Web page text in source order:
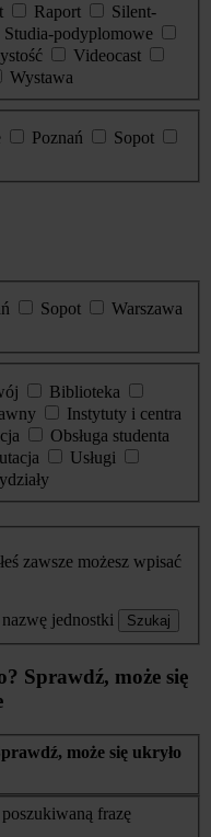
Raport
Silent-
Studia-podyplomowe
Videocast
Wystawa
Poznań
Sopot
Sopot
Warszawa
Biblioteka
Instytuty i centra
Obsługa studenta
Usługi
zawsze możesz wpisać
jednostki Szukaj
Sprawdź, może się
może się ukryło
frazę